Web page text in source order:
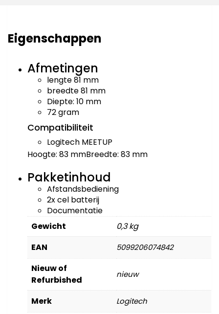
Eigenschappen
Afmetingen
lengte 81 mm
breedte 81 mm
Diepte: 10 mm
72 gram
Compatibiliteit
Logitech MEETUP
Hoogte: 83 mmBreedte: 83 mm
Pakketinhoud
Afstandsbediening
2x cel batterij
Documentatie
Gewicht
0,3 kg
EAN
5099206074842
Nieuw of
Refurbished
nieuw
Merk Logitech